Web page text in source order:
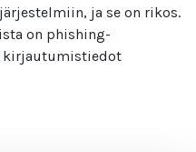
ja se on rikos.
on phishing-
kirjautumistiedot